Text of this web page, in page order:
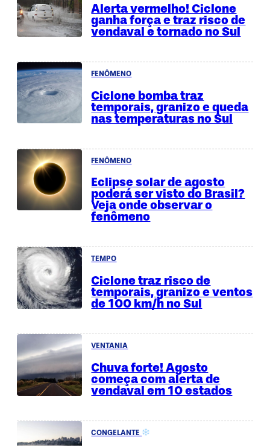
Alerta vermelho! Ciclone
ganha força e traz risco de
vendaval e tornado no Sul
FENÔMENO
Ciclone bomba traz
temporais, granizo e queda
nas temperaturas no Sul
FENÔMENO
Eclipse solar de agosto
poderá ser visto do Brasil?
Veja onde observar o
fenômeno
TEMPO
Ciclone traz risco de
temporais, granizo e ventos
de 100 km/h no Sul
VENTANIA
Chuva forte! Agosto
começa com alerta de
vendaval em 10 estados
CONGELANTE